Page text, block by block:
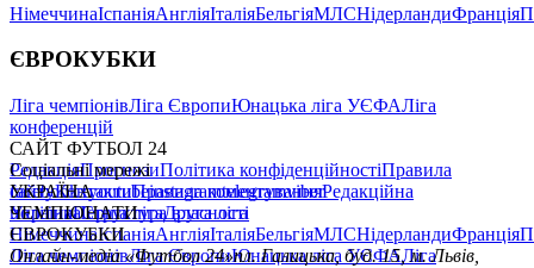
НімеччинаІспаніяАнгліяІталіяБельгіяМЛСНідерландиФранція
ЄВРОКУБКИ
Ліга чемпіонівЛіга ЄвропиЮнацька ліга УЄФАЛіга
конференцій
САЙТ ФУТБОЛ 24
РедакціяПрогнозиПолітика конфіденційностіПравила
сайтуКонтактиПравила коментуванняРедакційна
політикаСтруктура власності
Соціальні мережі
facebookxyoutubeinstagramtelegramviber
УКРАЇНА
УкраїнаПерша лігаДруга ліга
ЧЕМПІОНАТИ
НімеччинаІспаніяАнгліяІталіяБельгіяМЛСНідерландиФранція
ЄВРОКУБКИ
Ліга чемпіонівЛіга ЄвропиЮнацька ліга УЄФАЛіга
Онлайн-медіа «Футбол 24»пл. Галицька, буд. 15, м. Львів,